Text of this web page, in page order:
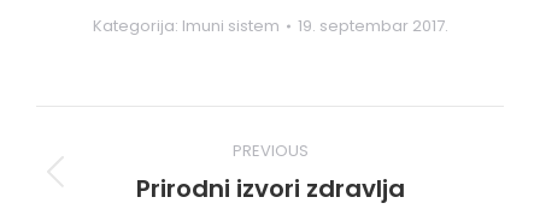
Kategorija: Imuni sistem 19. septembar 2017.
navigation
PREVIOUS
Previous
Prirodni izvori zdravlja